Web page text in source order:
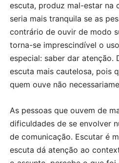
escuta, produz mal-estar na
seria mais tranquila se as
contrário de ouvir de modo
torna-se imprescindível o
especial: saber dar atenção.
escuta mais cautelosa, pois
quem ouve não
As pessoas que ouvem de
dificuldades de se envolver
de comunicação. Escutar é
escuta dá atenção ao